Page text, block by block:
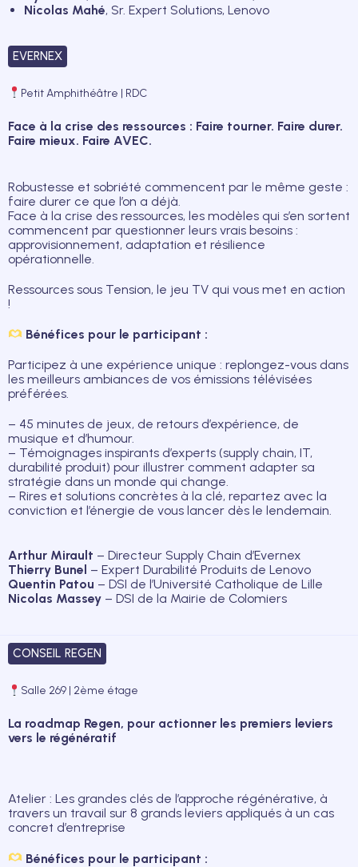
Nicolas Mahé, Sr. Expert Solutions, Lenovo
EVERNEX
Petit Amphithéâtre | RDC
Face à la crise des ressources : Faire tourner. Faire durer.
Faire mieux. Faire AVEC.
Robustesse et sobriété commencent par le même geste :
faire durer ce que l’on a déjà.
Face à la crise des ressources, les modèles qui s’en sortent
commencent par questionner leurs vrais besoins :
approvisionnement, adaptation et résilience
opérationnelle.
Ressources sous Tension, le jeu TV qui vous met en action
!
Bénéfices pour le participant :
Participez à une expérience unique : replongez-vous dans
les meilleurs ambiances de vos émissions télévisées
préférées.
– 45 minutes de jeux, de retours d’expérience, de
musique et d’humour.
– Témoignages inspirants d’experts (supply chain, IT,
durabilité produit) pour illustrer comment adapter sa
stratégie dans un monde qui change.
– Rires et solutions concrètes à la clé, repartez avec la
conviction et l’énergie de vous lancer dès le lendemain.
Arthur Mirault – Directeur Supply Chain d’Evernex
Thierry Bunel – Expert Durabilité Produits de Lenovo
Quentin Patou – DSI de l’Université Catholique de Lille
Nicolas Massey – DSI de la Mairie de Colomiers
CONSEIL REGEN
Salle 269 | 2ème étage
La roadmap Regen, pour actionner les premiers leviers
vers le régénératif
Atelier : Les grandes clés de l’approche régénérative, à
travers un travail sur 8 grands leviers appliqués à un cas
concret d’entreprise
Bénéfices pour le participant :